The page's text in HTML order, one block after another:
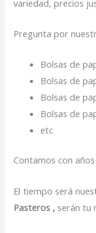
variedad, precios
Pregunta por
Bolsas de
Bolsas de
Bolsas de
Bolsas de
etc
Contamos con
El tiempo será
Pasteros , serán tu